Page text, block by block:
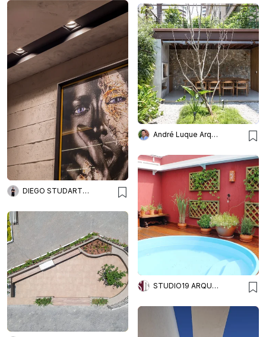
DIEGO STUDART ARQUITETURA
André Luque Arquitetura
STUDIO19 ARQUITETURA E DESIGN